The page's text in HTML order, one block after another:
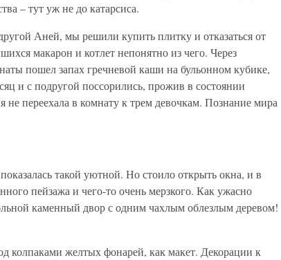
– тут уж не до катарсиса.
Аней, мы решили купить плитку и отказаться от
макарон и котлет непонятно из чего. Через
пошел запах гречневой каши на бульонном кубике,
и с подругой поссорились, прожив в состоянии
переехала в комнату к трем девочкам. Познание мира
такой уютной. Но стоило открыть окна, и в
пейзажа и чего-то очень мерзкого. Как ужасно
каменный двор с одним чахлым облезлым деревом!
колпаками желтых фонарей, как макет. Декорации к